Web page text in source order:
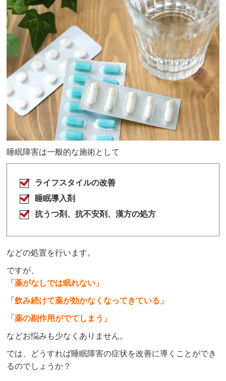
睡眠障害は一般的な施術として
ライフスタイルの改善
睡眠導入剤
抗うつ剤、抗不安剤、漢方の処方
などの処置を行います。
ですが、
「薬がなしでは眠れない」
「飲み続けて薬が効かなくなってきている」
「薬の副作用がでてしまう」
などお悩みも少なくありません。
では、どうすれば睡眠障害の症状を改善に導くことができ
るのでしょうか？